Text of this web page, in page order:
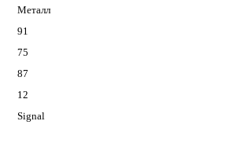
Металл
91
75
87
12
Signal